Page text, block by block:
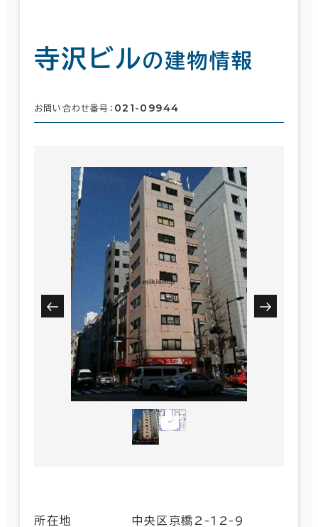
寺沢ビルの建物情報
お問い合わせ番号： 021-09944
所在地 中央区京橋2-12-9